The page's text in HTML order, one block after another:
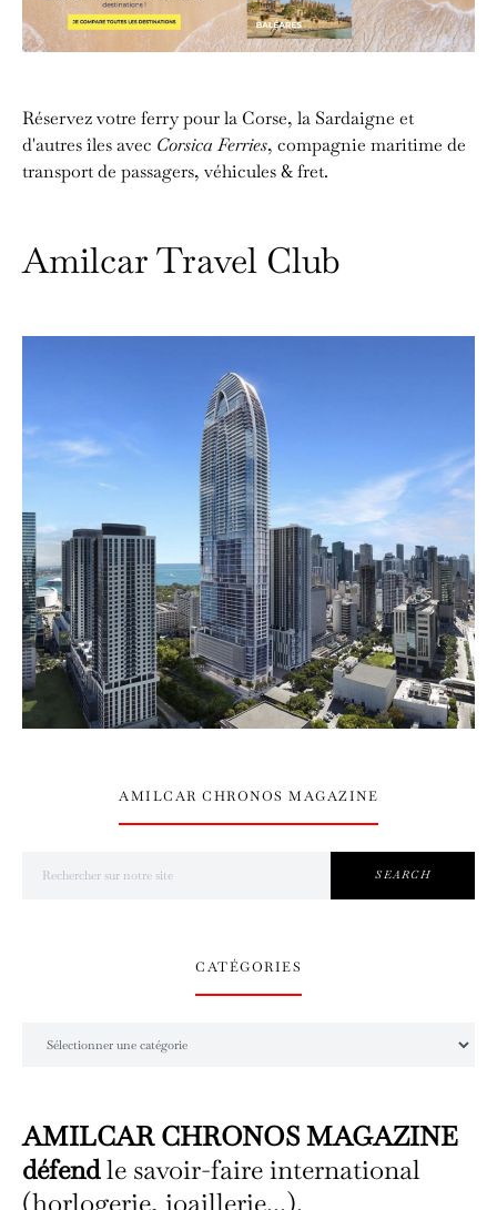
Réservez votre ferry pour la Corse, la Sardaigne et
d'autres îles avec Corsica Ferries, compagnie maritime de
transport de passagers, véhicules & fret.
Amilcar Travel Club
AMILCAR CHRONOS MAGAZINE
SEARCH
CATÉGORIES
AMILCAR CHRONOS MAGAZINE
défendle savoir-faire international
(horlogerie, joaillerie...).